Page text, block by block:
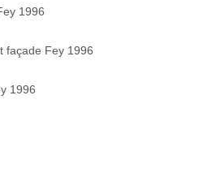
1996
façade Fey 1996
1996